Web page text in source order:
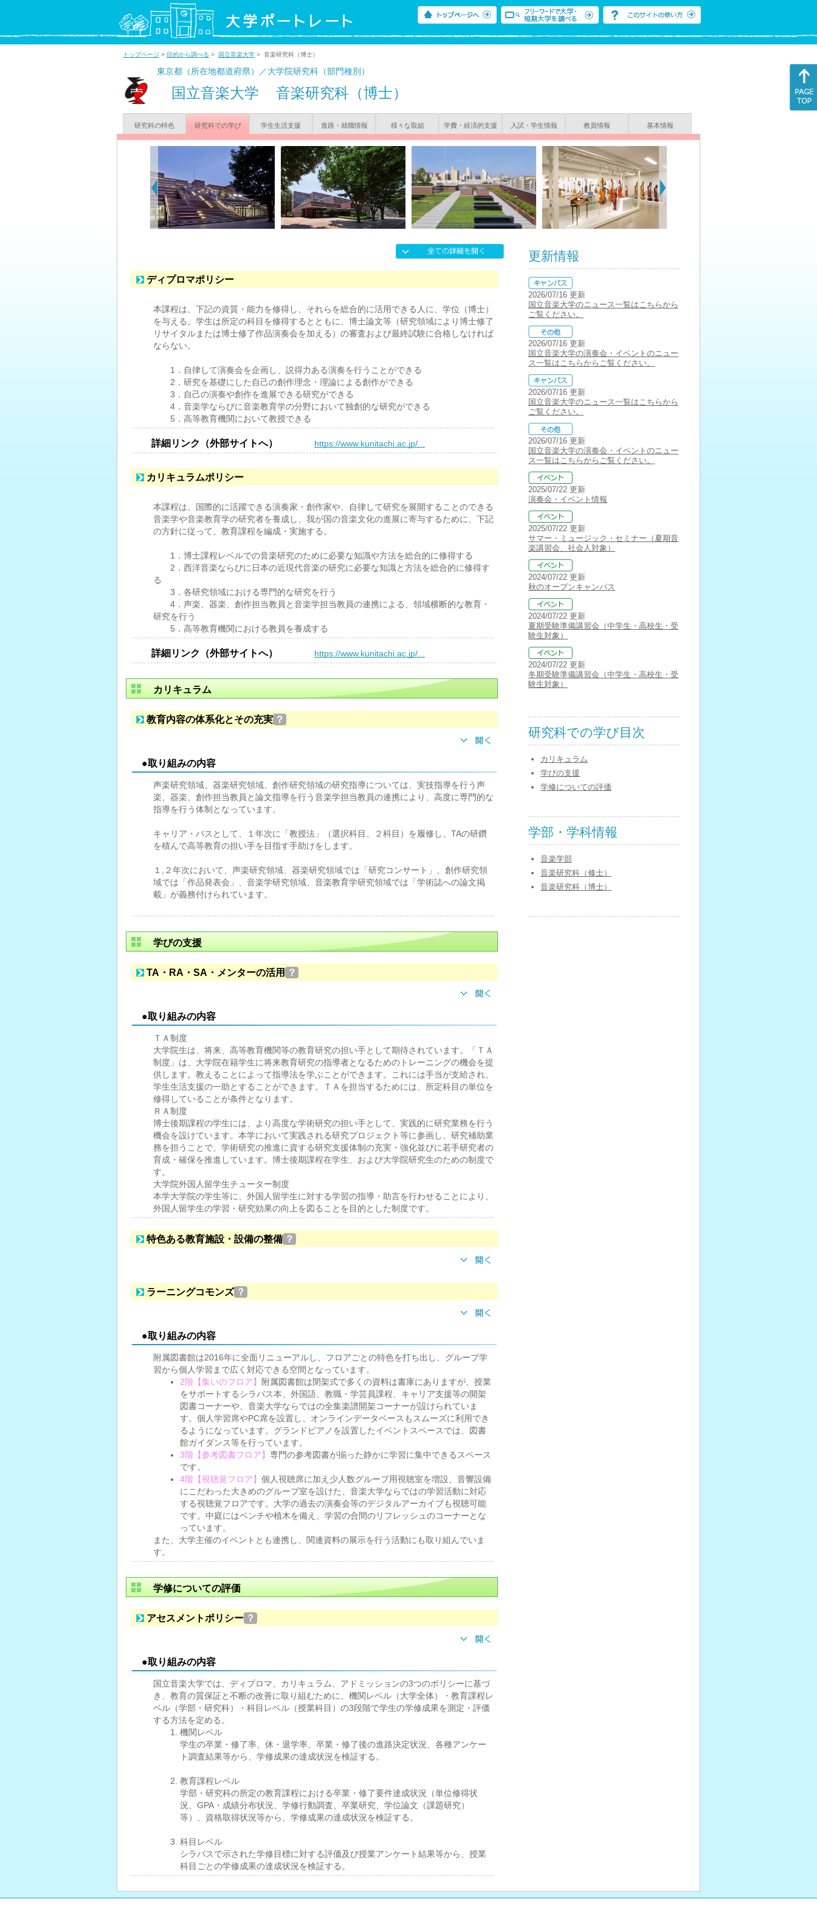
トップページ > 目的から調べる > 国立音楽大学 > 音楽研究科（博士）
東京都（所在地都道府県）／大学院研究科（部門種別）
国立音楽大学 音楽研究科（博士）
研究科の特色 研究科での学び 学生生活支援 進路・就職情報 様々な取組 学費・経済的支援 入試・学生情報 教員情報 基本情報
ディプロマポリシー
本課程は、下記の資質・能力を修得し、それらを総合的に活用できる人に、学位（博士）
を与える。学生は所定の科目を修得するとともに、博士論文等（研究領域により博士修了
リサイタルまたは博士修了作品演奏会を加える）の審査および最終試験に合格しなければ
ならない。
1．自律して演奏会を企画し、説得力ある演奏を行うことができる
2．研究を基礎にした自己の創作理念・理論による創作ができる
3．自己の演奏や創作を進展できる研究ができる
4．音楽学ならびに音楽教育学の分野において独創的な研究ができる
5．高等教育機関において教授できる
詳細リンク（外部サイトへ） https://www.kunitachi.ac.jp/...
カリキュラムポリシー
本課程は、国際的に活躍できる演奏家・創作家や、自律して研究を展開することのできる
音楽学や音楽教育学の研究者を養成し、我が国の音楽文化の進展に寄与するために、下記
の方針に従って、教育課程を編成・実施する。
1．博士課程レベルでの音楽研究のために必要な知識や方法を総合的に修得する
2．西洋音楽ならびに日本の近現代音楽の研究に必要な知識と方法を総合的に修得す
る
3．各研究領域における専門的な研究を行う
4．声楽、器楽、創作担当教員と音楽学担当教員の連携による、領域横断的な教育・
研究を行う
5．高等教育機関における教員を養成する
詳細リンク（外部サイトへ） https://www.kunitachi.ac.jp/...
カリキュラム
教育内容の体系化とその充実 ？
●取り組みの内容
声楽研究領域、器楽研究領域、創作研究領域の研究指導については、実技指導を行う声
楽、器楽、創作担当教員と論文指導を行う音楽学担当教員の連携により、高度に専門的な
指導を行う体制となっています。
キャリア・パスとして、１年次に「教授法」（選択科目、２科目）を履修し、TAの研鑽
を積んで高等教育の担い手を目指す手助けをします。
１,２年次において、声楽研究領域、器楽研究領域では「研究コンサート」、創作研究領
域では「作品発表会」、音楽学研究領域、音楽教育学研究領域では「学術誌への論文掲
載」が義務付けられています。
学びの支援
TA・RA・SA・メンターの活用 ？
●取り組みの内容
ＴＡ制度
大学院生は、将来、高等教育機関等の教育研究の担い手として期待されています。「ＴＡ
制度」は、大学院在籍学生に将来教育研究の指導者となるためのトレーニングの機会を提
供します。教えることによって指導法を学ぶことができます。これには手当が支給され、
学生生活支援の一助とすることができます。ＴＡを担当するためには、所定科目の単位を
修得していることが条件となります。
ＲＡ制度
博士後期課程の学生には、より高度な学術研究の担い手として、実践的に研究業務を行う
機会を設けています。本学において実践される研究プロジェクト等に参画し、研究補助業
務を担うことで、学術研究の推進に資する研究支援体制の充実・強化並びに若手研究者の
育成・確保を推進しています。博士後期課程在学生、および大学院研究生のための制度で
す。
大学院外国人留学生チューター制度
本学大学院の学生等に、外国人留学生に対する学習の指導・助言を行わせることにより、
外国人留学生の学習・研究効果の向上を図ることを目的とした制度です。
特色ある教育施設・設備の整備 ？
ラーニングコモンズ ？
●取り組みの内容
附属図書館は2016年に全面リニューアルし、フロアごとの特色を打ち出し、グループ学
習から個人学習まで広く対応できる空間となっています。
2階【集いのフロア】
附属図書館は閉架式で多くの資料は書庫にありますが、授業
をサポートするシラバス本、外国語、教職・学芸員課程、キャリア支援等の開架
図書コーナーや、音楽大学ならではの全集楽譜開架コーナーが設けられていま
す。個人学習席やPC席を設置し、オンラインデータベースもスムーズに利用でき
るようになっています。グランドピアノを設置したイベントスペースでは、図書
館ガイダンス等を行っています。
3階【参考図書フロア】 専門の参考図書が揃った静かに学習に集中できるスペース
です。
4階【視聴覚フロア】 個人視聴席に加え少人数グループ用視聴室を増設、音響設備
にこだわった大きめのグループ室を設けた、音楽大学ならではの学習活動に対応
する視聴覚フロアです。大学の過去の演奏会等のデジタルアーカイブも視聴可能
です。中庭にはベンチや植木を備え、学習の合間のリフレッシュのコーナーとな
っています。
また、大学主催のイベントとも連携し、関連資料の展示を行う活動にも取り組んでいま
す。
学修についての評価
アセスメントポリシー ？
●取り組みの内容
国立音楽大学では、ディプロマ、カリキュラム、アドミッションの3つのポリシーに基づ
き、教育の質保証と不断の改善に取り組むために、機関レベル（大学全体）・教育課程レ
ベル（学部・研究科）・科目レベル（授業科目）の3段階で学生の学修成果を測定・評価
する方法を定める。
機関レベル
学生の卒業・修了率、休・退学率、卒業・修了後の進路決定状況、各種アンケー
ト調査結果等から、学修成果の達成状況を検証する。
教育課程レベル
学部・研究科の所定の教育課程における卒業・修了要件達成状況（単位修得状
況、GPA・成績分布状況、学修行動調査、卒業研究、学位論文（課題研究）
等）、資格取得状況等から、学修成果の達成状況を検証する。
科目レベル
シラバスで示された学修目標に対する評価及び授業アンケート結果等から、授業
科目ごとの学修成果の達成状況を検証する。
更新情報
2026/07/16 更新
国立音楽大学のニュース一覧はこちらから
ご覧ください。
2026/07/16 更新
国立音楽大学の演奏会・イベントのニュー
ス一覧はこちらからご覧ください。
2026/07/16 更新
国立音楽大学のニュース一覧はこちらから
ご覧ください。
2026/07/16 更新
国立音楽大学の演奏会・イベントのニュー
ス一覧はこちらからご覧ください。
2025/07/22 更新
演奏会・イベント情報
2025/07/22 更新
サマー・ミュージック・セミナー（夏期音
楽講習会、社会人対象）
2024/07/22 更新
秋のオープンキャンパス
2024/07/22 更新
夏期受験準備講習会（中学生・高校生・受
験生対象）
2024/07/22 更新
冬期受験準備講習会（中学生・高校生・受
験生対象）
研究科での学び目次
カリキュラム
学びの支援
学修についての評価
学部・学科情報
音楽学部
音楽研究科（修士）
音楽研究科（博士）